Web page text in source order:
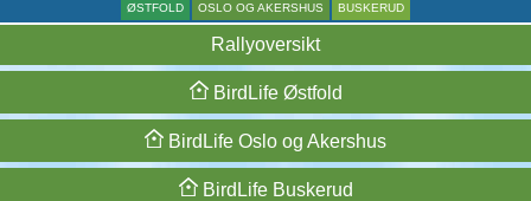
ØSTFOLD OSLO OG AKERSHUS BUSKERUD
Rallyoversikt
BirdLifeØstfold
BirdLife Oslo og Akershus
BirdLifeBuskerud